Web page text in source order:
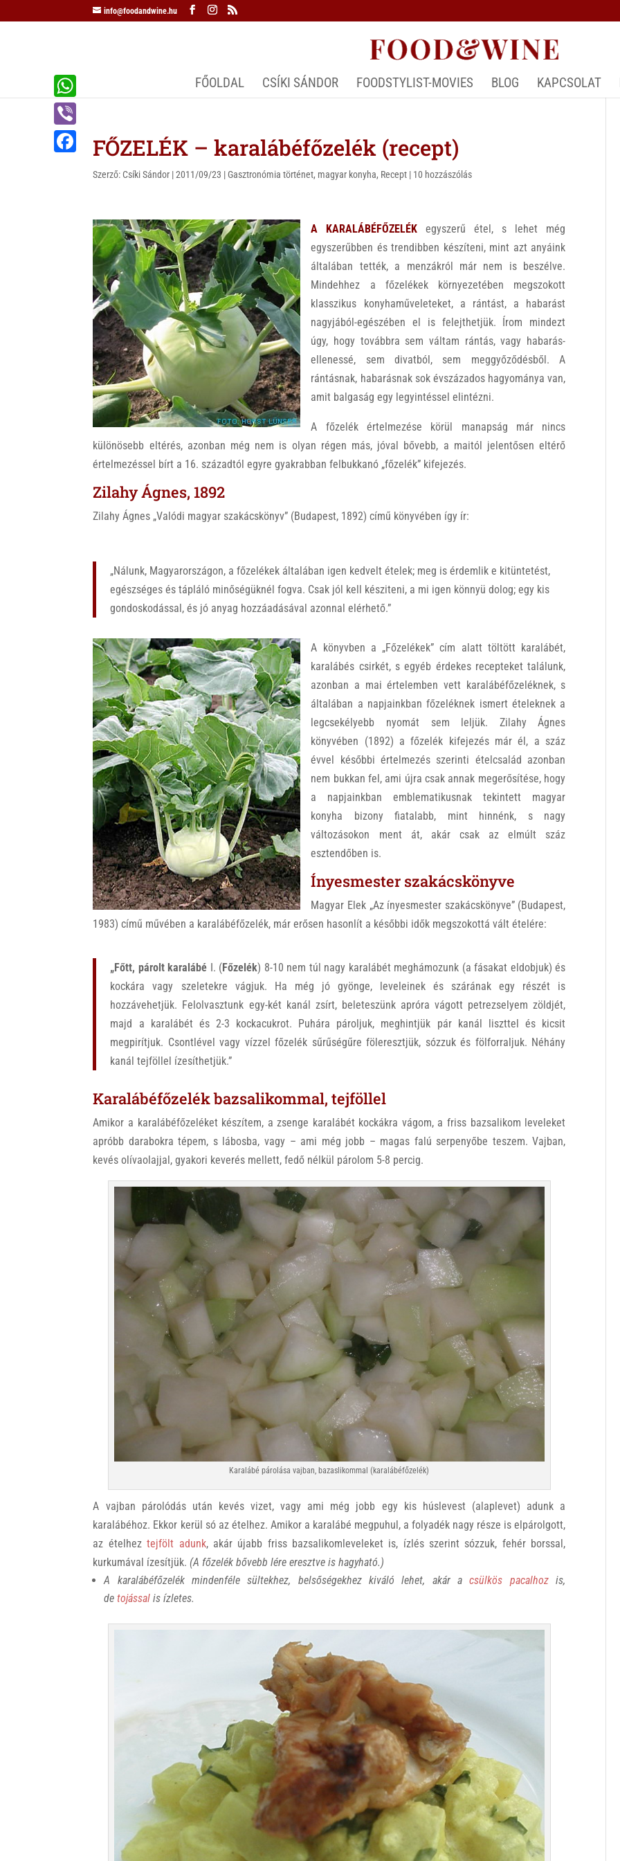
info@foodandwine.hu
FŐOLDAL CSÍKI SÁNDOR FOODSTYLIST-MOVIES BLOG KAPCSOLAT
FŐZELÉK – karalábéfőzelék (recept)
Szerző: Csíki Sándor |2011/09/23 |Gasztronómia történet, magyar konyha, Recept | 10 hozzászólás
A KARALÁBÉFŐZELÉK egyszerű étel, s lehet még
egyszerűbben és trendibben készíteni, mint azt anyáink
általában tették, a menzákról már nem is beszélve.
Mindehhez a főzelékek környezetében megszokott
klasszikus konyhaműveleteket, a rántást, a habarást
nagyjából-egészében el is felejthetjük. Írom mindezt
úgy, hogy továbbra sem váltam rántás, vagy habarás-
ellenessé, sem divatból, sem meggyőződésből. A
rántásnak, habarásnak sok évszázados hagyománya van,
amit balgaság egy legyintéssel elintézni.
A főzelék értelmezése körül manapság már nincs
különösebb eltérés, azonban még nem is olyan régen más, jóval bővebb, a maitól jelentősen eltérő
értelmezéssel bírt a 16. századtól egyre gyakrabban felbukkanó „főzelék” kifejezés.
Zilahy Ágnes, 1892
Zilahy Ágnes „Valódi magyar szakácskönyv” (Budapest, 1892) című könyvében így ír:
„Nálunk, Magyarországon, a főzelékek általában igen kedvelt ételek; meg is érdemlik e kitüntetést,
egészséges és tápláló minőségüknél fogva. Csak jól kell késziteni, a mi igen könnyü dolog; egy kis
gondoskodással, és jó anyag hozzáadásával azonnal elérhető.”
A könyvben a „Főzelékek” cím alatt töltött karalábét,
karalábés csirkét, s egyéb érdekes recepteket találunk,
azonban a mai értelemben vett karalábéfőzeléknek, s
általában a napjainkban főzeléknek ismert ételeknek a
legcsekélyebb nyomát sem leljük. Zilahy Ágnes
könyvében (1892) a főzelék kifejezés már él, a száz
évvel későbbi értelmezés szerinti ételcsalád azonban
nem bukkan fel, ami újra csak annak megerősítése, hogy
a napjainkban emblematikusnak tekintett magyar
konyha bizony fiatalabb, mint hinnénk, s nagy
változásokon ment át, akár csak az elmúlt száz
esztendőben is.
Ínyesmester szakácskönyve
Magyar Elek „Az ínyesmester szakácskönyve” (Budapest,
1983) című művében a karalábéfőzelék, már erősen hasonlít a későbbi idők megszokottá vált ételére:
„Főtt, párolt karalábé I. (Főzelék) 8-10 nem túl nagy karalábét meghámozunk (a fásakat eldobjuk) és
kockára vagy szeletekre vágjuk. Ha még jó gyönge, leveleinek és szárának egy részét is
hozzávehetjük. Felolvasztunk egy-két kanál zsírt, beleteszünk apróra vágott petrezselyem zöldjét,
majd a karalábét és 2-3 kockacukrot. Puhára pároljuk, meghintjük pár kanál liszttel és kicsit
megpirítjuk. Csontlével vagy vízzel főzelék sűrűségűre föleresztjük, sózzuk és fölforraljuk. Néhány
kanál tejföllel ízesíthetjük.”
Karalábéfőzelék bazsalikommal, tejföllel
Amikor a karalábéfőzeléket készítem, a zsenge karalábét kockákra vágom, a friss bazsalikom leveleket
apróbb darabokra tépem, s lábosba, vagy – ami még jobb – magas falú serpenyőbe teszem. Vajban,
kevés olívaolajjal, gyakori keverés mellett, fedő nélkül párolom 5-8 percig.
Karalábé párolása vajban, bazaslikommal (karalábéfőzelék)
A vajban párolódás után kevés vizet, vagy ami még jobb egy kis húslevest (alaplevet) adunk a
karalábéhoz. Ekkor kerül só az ételhez. Amikor a karalábé megpuhul, a folyadék nagy része is elpárolgott,
az ételheztejfölt adunk, akár újabb friss bazsalikomleveleket is, ízlés szerint sózzuk, fehér borssal,
kurkumával ízesítjük. (A főzelék bővebb lére eresztve is hagyható.)
A karalábéfőzelék mindenféle sültekhez, belsőségekhez kiváló lehet, akár acsülkös pacalhozis,
detojással is ízletes.
W
h
a
V